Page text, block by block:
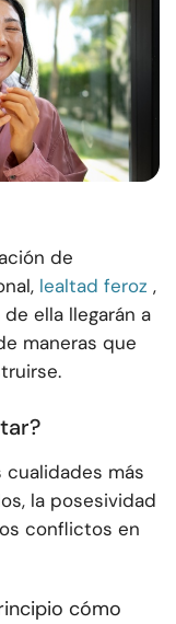
de
lealtad feroz ,
ella llegarán a
maneras que
más
la posesividad
conflictos en
cómo